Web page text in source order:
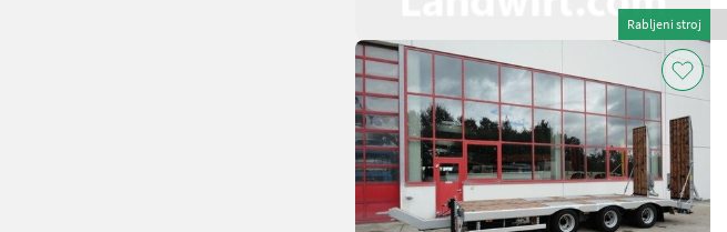
Rabljeni stroj